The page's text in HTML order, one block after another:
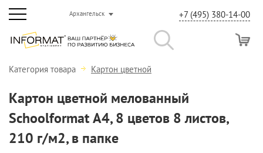
Архангельск +7 (495) 380-14-00
Категория товара Картон цветной
Картон цветной мелованный
Schoolformat А4, 8 цветов 8 листов,
210 г/м2, в папке